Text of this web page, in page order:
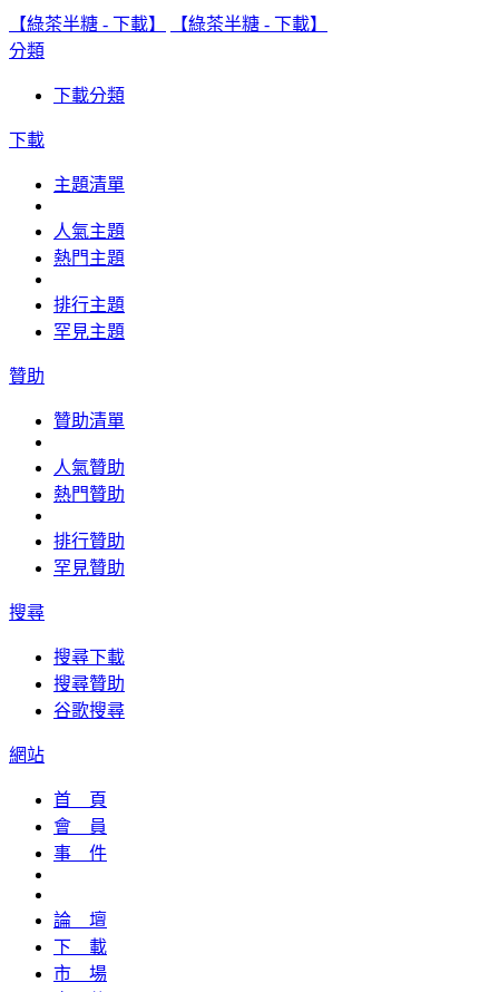
【綠茶半糖 - 下載】
【綠茶半糖 - 下載】
分類
下載分類
下載
主題清單
人氣主題
熱門主題
排行主題
罕見主題
贊助
贊助清單
人氣贊助
熱門贊助
排行贊助
罕見贊助
搜尋
搜尋下載
搜尋贊助
谷歌搜尋
網站
首 頁
會 員
事 件
論 壇
下 載
市 場